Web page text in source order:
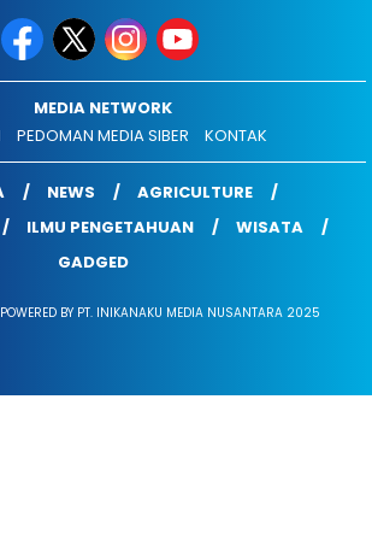
MEDIA NETWORK
PEDOMAN MEDIA SIBER KONTAK
NEWS
AGRICULTURE
ILMU PENGETAHUAN
WISATA
GADGED
BY PT. INIKANAKU MEDIA NUSANTARA 2025